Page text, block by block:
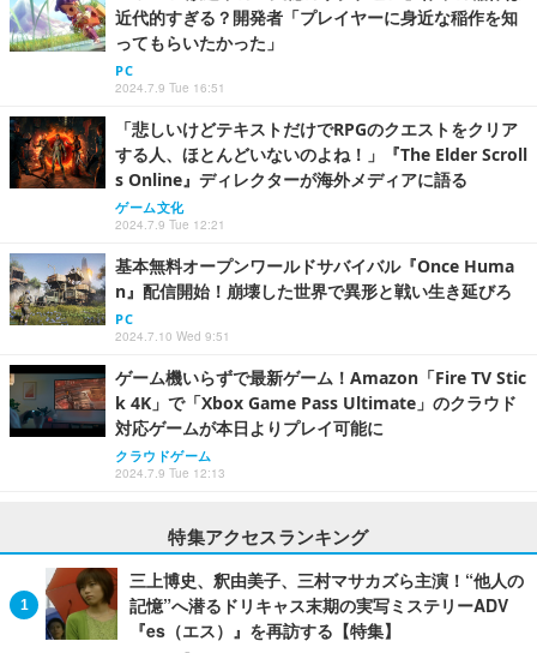
近代的すぎる？開発者「プレイヤーに身近な稲作を知
ってもらいたかった」
PC
2024.7.9 Tue 16:51
「悲しいけどテキストだけでRPGのクエストをクリア
する人、ほとんどいないのよね！」『The Elder Scroll
s Online』ディレクターが海外メディアに語る
ゲーム文化
2024.7.9 Tue 12:21
基本無料オープンワールドサバイバル『Once Huma
n』配信開始！崩壊した世界で異形と戦い生き延びろ
PC
2024.7.10 Wed 9:51
ゲーム機いらずで最新ゲーム！Amazon「Fire TV Stic
k 4K」で「Xbox Game Pass Ultimate」のクラウド
対応ゲームが本日よりプレイ可能に
クラウドゲーム
2024.7.9 Tue 12:13
特集アクセスランキング
三上博史、釈由美子、三村マサカズら主演！“他人の
記憶”へ潜るドリキャス末期の実写ミステリーADV
『es（エス）』を再訪する【特集】